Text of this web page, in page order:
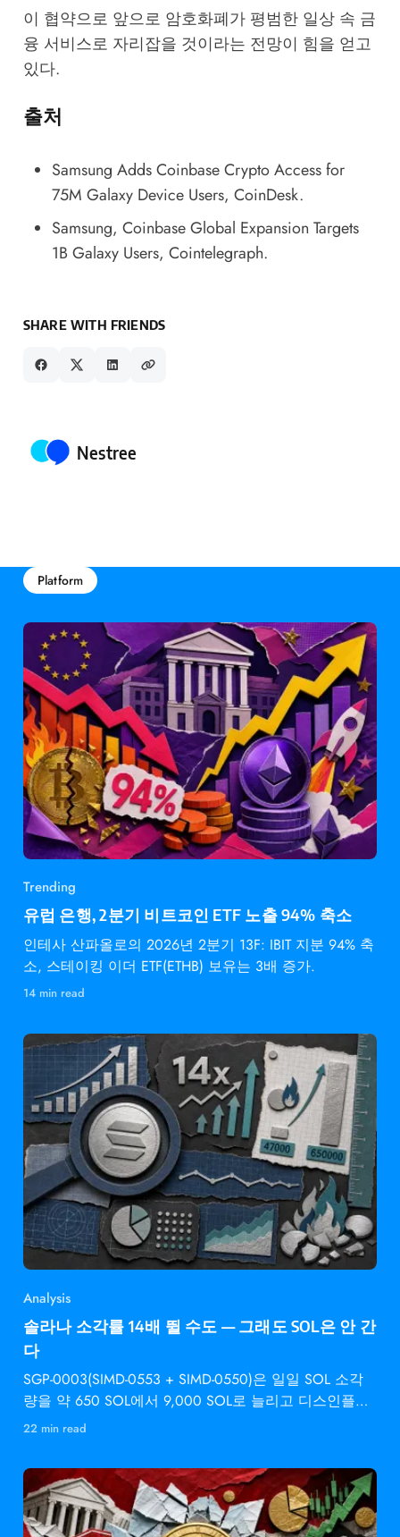
이 협약으로 앞으로 암호화폐가 평범한 일상 속 금
융 서비스로 자리잡을 것이라는 전망이 힘을 얻고
있다.
출처
Samsung Adds Coinbase Crypto Access for
75M Galaxy Device Users, CoinDesk.
Samsung, Coinbase Global Expansion Targets
1B Galaxy Users, Cointelegraph.
SHARE WITH FRIENDS
Posted by
Nestree
Platform
Trending
유럽 은행, 2분기 비트코인 ETF 노출 94% 축소
인테사 산파올로의 2026년 2분기 13F: IBIT 지분 94% 축
소, 스테이킹 이더 ETF(ETHB) 보유는 3배 증가.
14 min read
Analysis
솔라나 소각률 14배 뛸 수도 — 그래도 SOL은 안 간
다
SGP-0003(SIMD-0553 + SIMD-0550)은 일일 SOL 소각
량을 약 650 SOL에서 9,000 SOL로 늘리고 디스인플레
이션 속도를 2배로 높입니다 —
22 min read